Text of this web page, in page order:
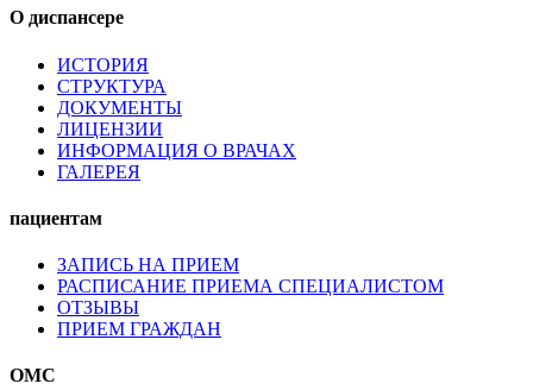
О диспансере
ИСТОРИЯ
СТРУКТУРА
ДОКУМЕНТЫ
ЛИЦЕНЗИИ
ИНФОРМАЦИЯ О ВРАЧАХ
ГАЛЕРЕЯ
пациентам
ЗАПИСЬ НА ПРИЕМ
РАСПИСАНИЕ ПРИЕМА СПЕЦИАЛИСТОМ
ОТЗЫВЫ
ПРИЕМ ГРАЖДАН
ОМС